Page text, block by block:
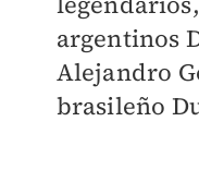
argentinos
Alejandro
brasileño